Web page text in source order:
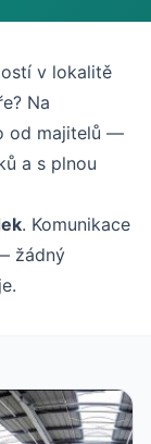
v lokalitě
Na
od majitelů —
a s plnou
. Komunikace
žádný